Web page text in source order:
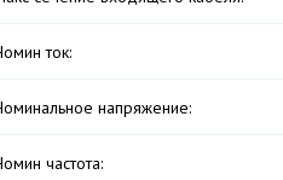
ток:
напряжение:
частота: